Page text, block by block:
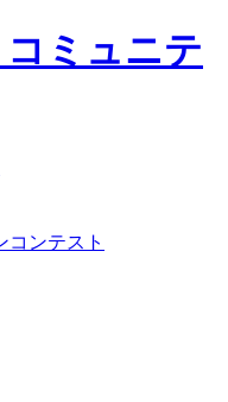
コンテスト